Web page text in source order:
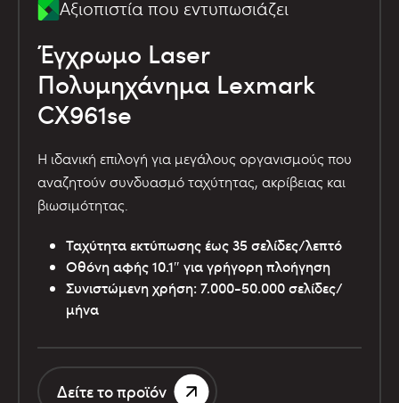
Αξιοπιστία που εντυπωσιάζει
Έγχρωμο Laser
Πολυμηχάνημα Lexmark
CX961se
Η ιδανική επιλογή για μεγάλους οργανισμούς που
αναζητούν συνδυασμό ταχύτητας, ακρίβειας και
βιωσιμότητας.
Ταχύτητα εκτύπωσης έως 35 σελίδες/λεπτό
Οθόνη αφής 10.1″ για γρήγορη πλοήγηση
Συνιστώμενη χρήση: 7.000-50.000 σελίδες/
μήνα
Δείτε το προϊόν